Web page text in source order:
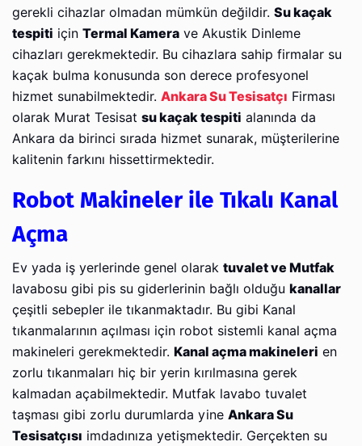
gerekli cihazlar olmadan mümkün değildir. Su kaçak
tespiti için Termal Kamera ve Akustik Dinleme
cihazları gerekmektedir. Bu cihazlara sahip firmalar su
kaçak bulma konusunda son derece profesyonel
hizmet sunabilmektedir. Ankara Su Tesisatçı Firması
olarak Murat Tesisat su kaçak tespiti alanında da
Ankara da birinci sırada hizmet sunarak, müşterilerine
kalitenin farkını hissettirmektedir.
Robot Makineler ile Tıkalı Kanal
Açma
Ev yada iş yerlerinde genel olarak tuvalet ve Mutfak
lavabosu gibi pis su giderlerinin bağlı olduğu kanallar
çeşitli sebepler ile tıkanmaktadır. Bu gibi Kanal
tıkanmalarının açılması için robot sistemli kanal açma
makineleri gerekmektedir. Kanal açma makineleri en
zorlu tıkanmaları hiç bir yerin kırılmasına gerek
kalmadan açabilmektedir. Mutfak lavabo tuvalet
taşması gibi zorlu durumlarda yine Ankara Su
Tesisatçısı imdadınıza yetişmektedir. Gerçekten su